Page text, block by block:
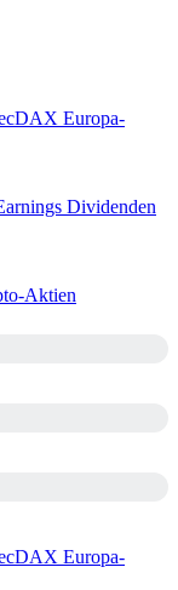
Europa-
Dividenden
Aktien
Europa-